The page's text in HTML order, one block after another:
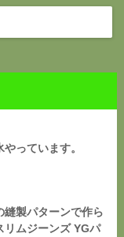
っています。
縫製パターンで作ら
リムジーンズ YGパ